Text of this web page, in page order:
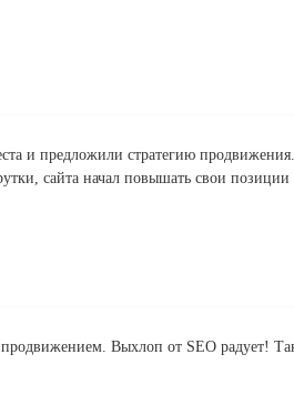
и предложили стратегию
сайта начал повышать свои
Выхлоп от SEO радует!